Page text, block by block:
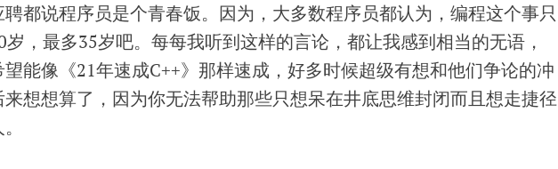
都说程序员是个青春饭。因为，大多数程序员都认为，编程这个事只
岁，最多35岁吧。每每我听到这样的言论，都让我感到相当的无语，
望能像《21年速成C++》那样速成，好多时候超级有想和他们争论的冲
想想算了，因为你无法帮助那些只想呆在井底思维封闭而且想走捷径